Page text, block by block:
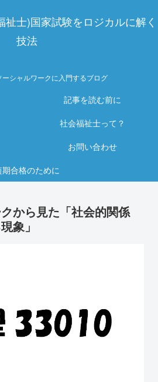
士)国家試験をロジカルに解く
技法
ーシャルワークに入門するブログ
記事を読む前に
社会福祉士って？
お問い合わせ
期合格のために
から見た「社会的関係
象」